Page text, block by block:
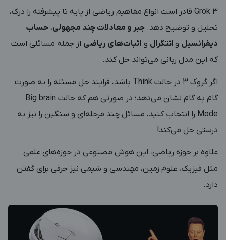
Grok 3 قادر است انواع مفاهیم ریاضی از پایه تا پیشرفته را درک،
تحلیل و توضیح دهد. جبر و معادلات چند مجهولی، حساب
دیفرانسیل و انتگرال و اثبات‌های ریاضی از جمله مسائلی است
که این مدل زبانی می‌تواند حل کند.
اگر گروک 3 در حالت Think باشد، فرایند حل مسئله را به صورت
گام به گام نشان می‌دهد؛ در صورتی هم که حالت Big brain
Mode را انتخاب کنید، مسائل چند مرحله‌ای و سنگین را نیز به
درستی حل می‌کند!
علاوه بر حوزه ریاضی، این هوش مصنوعی در حوزه‌های علمی
مثل فیزیک، علوم زمین، مهندسی و شیمی نیز حرفی برای گفتن
دارد.